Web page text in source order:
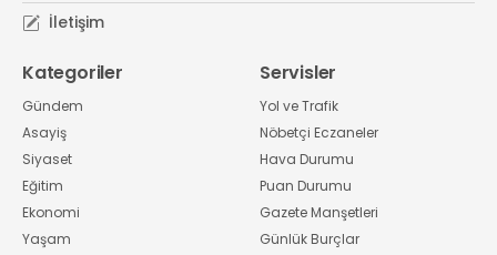
İletişim
Kategoriler
Gündem
Asayiş
Siyaset
Eğitim
Ekonomi
Yaşam
Servisler
Yol ve Trafik
Nöbetçi Eczaneler
Hava Durumu
Puan Durumu
Gazete Manşetleri
Günlük Burçlar